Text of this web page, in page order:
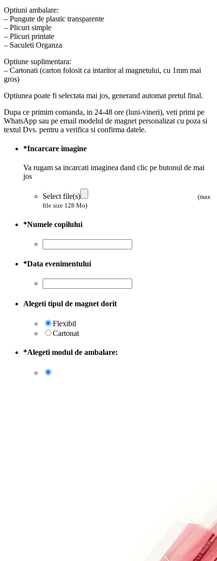
Optiuni ambalare:
– Pungute de plastic transparente
– Plicuri simple
– Plicuri printate
– Saculeti Organza
Optiune suplimentara:
– Cartonati (carton folosit ca intaritor al magnetului, cu 1mm mai
gros)
Optiunea poate fi selectata mai jos, generand automat pretul final.
Dupa ce primim comanda, in 24-48 ore (luni-vineri), veti primi pe
WhatsApp sau pe email modelul de magnet personalizat cu poza si
textul Dvs. pentru a verifica si confirma datele.
*Incarcare imagine
Va rugam sa incarcati imaginea dand clic pe butonul de mai
jos
Select file(s)
(max
file size 128 Mo)
*Numele copilului
*Data evenimentului
Alegeti tipul de magnet dorit
Flexibil
Cartonat
*Alegeti modul de ambalare: